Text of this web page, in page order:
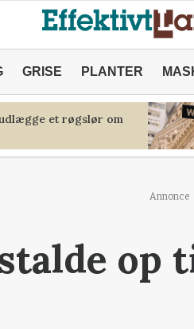
GRISE PLANTER
et røgslør om
Annonce
op